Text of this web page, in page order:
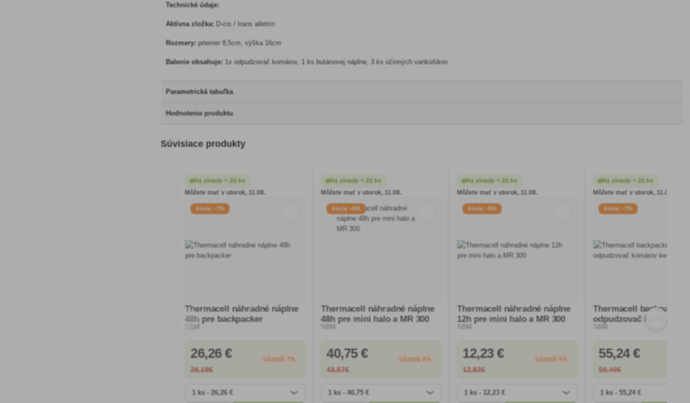
Technické údaje:
Aktívna zložka: D-cis / trans alletrín
Rozmery: priemer 8,5cm, výška 16cm
Balenie obsahuje: 1x odpudzovač komárov, 1 ks butánovej náplne, 3 ks účinných vankúšikov
Parametrická tabuľka
Hodnotenie produktu
Súvisiace produkty
Na sklade > 20 ks
Môžete mať v utorok, 11.08.
Akcia −7%
Thermacell náhradné náplne
48h pre backpacker
SBM
26,26 €
28,19€
Ušetríš 7%
Na sklade > 20 ks
Môžete mať v utorok, 11.08.
Akcia −6%
Thermacell náhradné náplne
48h pre mini halo a MR 300
SBM
40,75 €
43,57€
Ušetríš 6%
Na sklade > 20 ks
Môžete mať v utorok, 11.08.
Akcia −5%
Thermacell náhradné náplne
12h pre mini halo a MR 300
SBM
12,23 €
12,82€
Ušetríš 5%
Na sklade > 20 ks
Môžete mať v utorok, 11.08.
Akcia −7%
Thermacell backpacker
odpudzovač komárov
kempingový
55,24 €
59,40€